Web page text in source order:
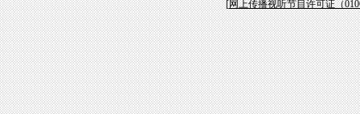
[网上传播视听节目许可证（